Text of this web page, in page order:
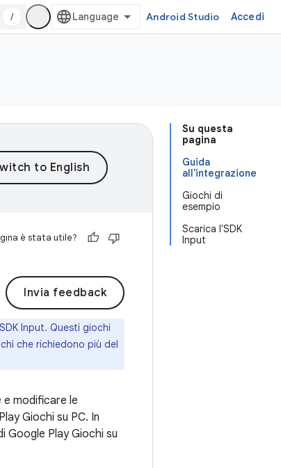
/ Android Studio Accedi
Su questa
pagina
Guida
all'integrazione
Giochi di
esempio
Scarica l'SDK
Input
è stata utile?
Invia feedback
Input. Questi giochi
che richiedono più del
modificare le
Giochi su PC. In
Google Play Giochi su